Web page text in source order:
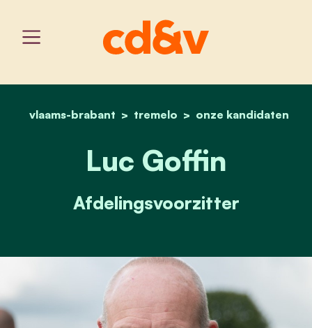
home
vlaams-brabant tremelo onze kandidaten
luc goffin
Luc Goffin
Afdelingsvoorzitter